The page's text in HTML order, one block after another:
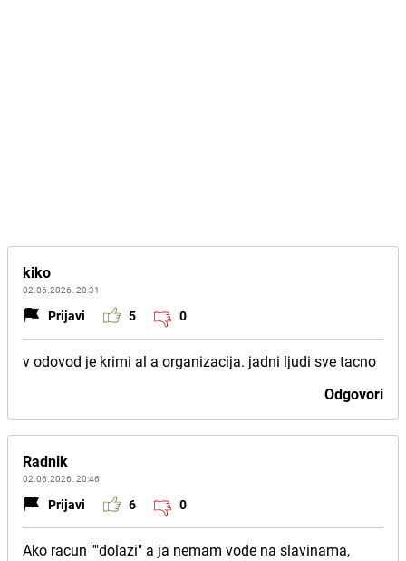
kiko
02.06.2026. 20:31
Prijavi 5 0
v odovod je krimi al a organizacija. jadni ljudi sve tacno
Odgovori
Radnik
02.06.2026. 20:46
Prijavi 6 0
Ako racun ""dolazi" a ja nemam vode na slavinama,